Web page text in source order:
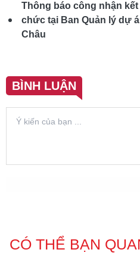
Thông báo công nhận
chức tại Ban Quản lý dự
Châu
BÌNH LUẬN
CÓ THỂ BẠN